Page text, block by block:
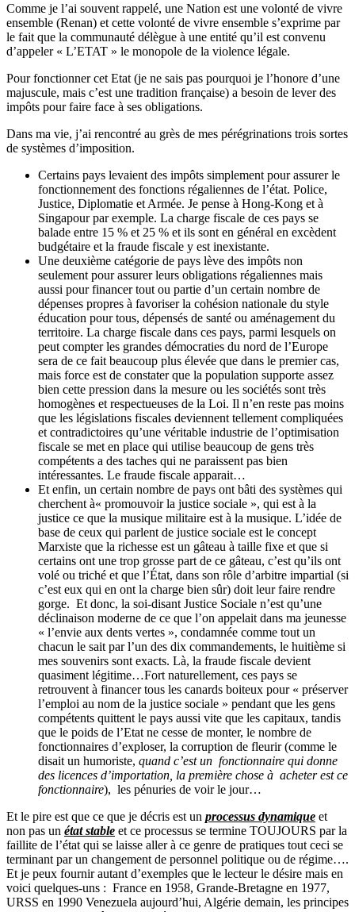
Comme je l’ai souvent rappelé, une Nation est une volonté de vivre
ensemble (Renan) et cette volonté de vivre ensemble s’exprime par
le fait que la communauté délègue à une entité qu’il est convenu
d’appeler « L’ETAT » le monopole de la violence légale.
Pour fonctionner cet Etat (je ne sais pas pourquoi je l’honore d’une
majuscule, mais c’est une tradition française) a besoin de lever des
impôts pour faire face à ses obligations.
Dans ma vie, j’ai rencontré au grès de mes pérégrinations trois sortes
de systèmes d’imposition.
Certains pays levaient des impôts simplement pour assurer le
fonctionnement des fonctions régaliennes de l’état. Police,
Justice, Diplomatie et Armée. Je pense à Hong-Kong et à
Singapour par exemple. La charge fiscale de ces pays se
balade entre 15 % et 25 % et ils sont en général en excèdent
budgétaire et la fraude fiscale y est inexistante.
Une deuxième catégorie de pays lève des impôts non
seulement pour assurer leurs obligations régaliennes mais
aussi pour financer tout ou partie d’un certain nombre de
dépenses propres à favoriser la cohésion nationale du style
éducation pour tous, dépensés de santé ou aménagement du
territoire. La charge fiscale dans ces pays, parmi lesquels on
peut compter les grandes démocraties du nord de l’Europe
sera de ce fait beaucoup plus élevée que dans le premier cas,
mais force est de constater que la population supporte assez
bien cette pression dans la mesure ou les sociétés sont très
homogènes et respectueuses de la Loi. Il n’en reste pas moins
que les législations fiscales deviennent tellement compliquées
et contradictoires qu’une véritable industrie de l’optimisation
fiscale se met en place qui utilise beaucoup de gens très
compétents a des taches qui ne paraissent pas bien
intéressantes. Le fraude fiscale apparait…
Et enfin, un certain nombre de pays ont bâti des systèmes qui
cherchent à« promouvoir la justice sociale », qui est à la
justice ce que la musique militaire est à la musique. L’idée de
base de ceux qui parlent de justice sociale est le concept
Marxiste que la richesse est un gâteau à taille fixe et que si
certains ont une trop grosse part de ce gâteau, c’est qu’ils ont
volé ou triché et que l’État, dans son rôle d’arbitre impartial (si
c’est eux qui en ont la charge bien sûr) doit leur faire rendre
gorge. Et donc, la soi-disant Justice Sociale n’est qu’une
déclinaison moderne de ce que l’on appelait dans ma jeunesse
« l’envie aux dents vertes », condamnée comme tout un
chacun le sait par l’un des dix commandements, le huitième si
mes souvenirs sont exacts. Là, la fraude fiscale devient
quasiment légitime…Fort naturellement, ces pays se
retrouvent à financer tous les canards boiteux pour « préserver
l’emploi au nom de la justice sociale » pendant que les gens
compétents quittent le pays aussi vite que les capitaux, tandis
que le poids de l’Etat ne cesse de monter, le nombre de
fonctionnaires d’exploser, la corruption de fleurir (comme le
disait un humoriste, quand c’est un fonctionnaire qui donne
des licences d’importation, la première chose à acheter est ce
fonctionnaire), les pénuries de voir le jour…
Et le pire est que ce que je décris est un processus dynamique et
non pas un état stable et ce processus se termine TOUJOURS par la
faillite de l’état qui se laisse aller à ce genre de pratiques tout ceci se
terminant par un changement de personnel politique ou de régime….
Et je peux fournir autant d’exemples que le lecteur le désire mais en
voici quelques-uns : France en 1958, Grande-Bretagne en 1977,
URSS en 1990 Venezuela aujourd’hui, Algérie demain, les principes